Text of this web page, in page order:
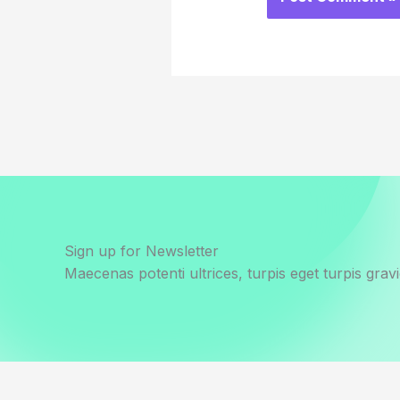
Sign up for Newsletter
Maecenas potenti ultrices, turpis eget turpis